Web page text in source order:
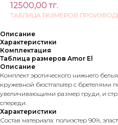
12500,00 тг.
ТАБЛИЦА РАЗМЕРОВ
Описание
Характеристики
Комплектация
Таблица размеров Amor El
Описание
Комплект эротического нижнего
кружевной бюстгальтер с бретелями
увеличивающими размер груди, и
спереди.
Характеристики
Состав материала: полиэстер 90%,